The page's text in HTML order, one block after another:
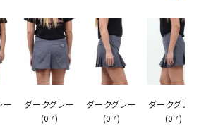
ら探す
ー
ダークグレー
(07)
ダークグレー
(07)
ダークグレー
(07)